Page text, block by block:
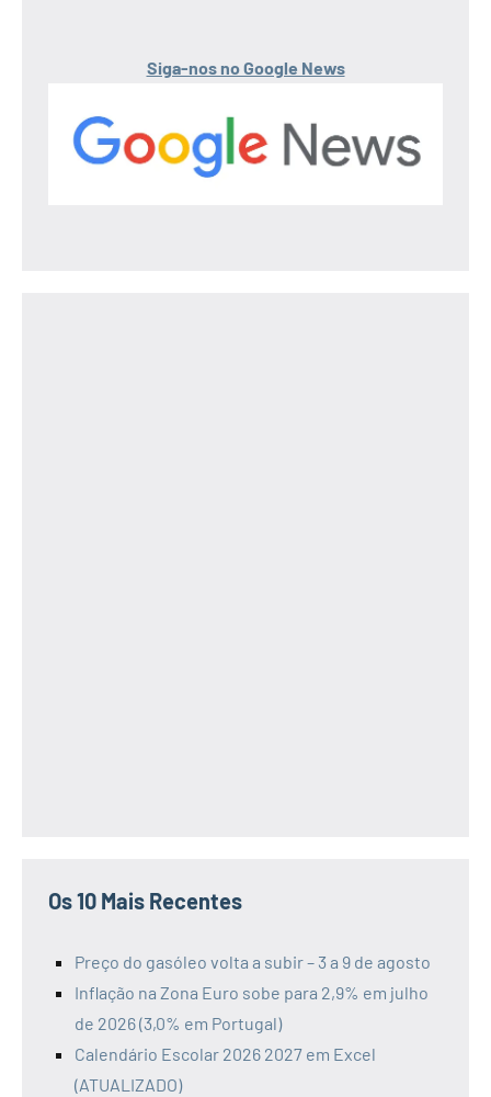
Siga-nos no Google News
Os 10 Mais Recentes
Preço do gasóleo volta a subir – 3 a 9 de agosto
Inflação na Zona Euro sobe para 2,9% em julho
de 2026 (3,0% em Portugal)
Calendário Escolar 2026 2027 em Excel
(ATUALIZADO)